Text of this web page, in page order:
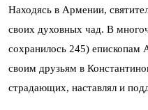
Находясь в Армении,
своих духовных чад. В
сохранилось 245)
своим друзьям в
страдающих, наставлял и